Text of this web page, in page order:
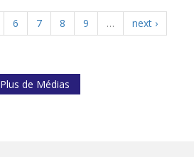
6 7 8 9 …
next ›
Plus de Médias